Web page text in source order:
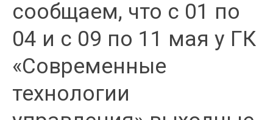
сообщаем, что с 01 по
04 и с 09 по 11 мая у ГК
«Современные
технологии